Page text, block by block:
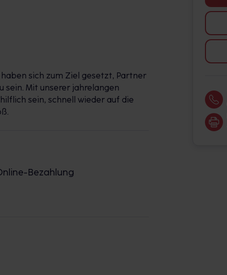
sich zum Ziel gesetzt, Partner
sein. Mit unserer jahrelangen
sein, schnell wieder auf die
Bezahlung